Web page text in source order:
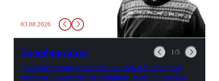
стажем о жизни, смерти
душе и духе. Откровенно о
03.08.2026
Газификация 1/5
Лего-котельная без кочегаров: как в Свободном
возводят современные фабрики тепла на газовом